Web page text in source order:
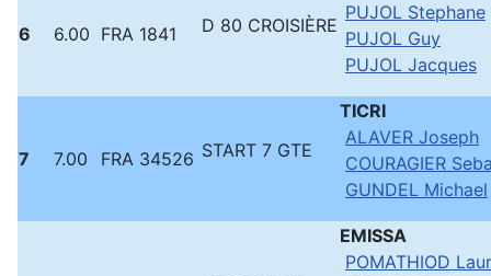
6 6.00 FRA 1841 D 80 CROISIÈRE
PUJOL Stephane
PUJOL Guy
PUJOL Jacques
7 7.00 FRA 34526 START 7 GTE
TICRI
ALAVER Joseph
COURAGIER
GUNDEL Michael
EMISSA
POMATHIOD